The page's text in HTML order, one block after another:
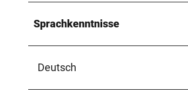
Sprachkenntnisse
Deutsch